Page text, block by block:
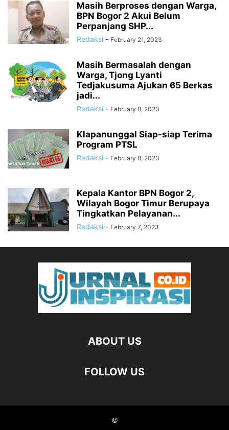
Masih Berproses dengan Warga,
BPN Bogor 2 Akui Belum
Perpanjang SHP...
Redaksi - February 21, 2023
Masih Bermasalah dengan
Warga, Tjong Lyanti
Tedjakusuma Ajukan 65 Berkas
jadi...
Redaksi - February 8, 2023
Klapanunggal Siap-siap Terima
Program PTSL
Redaksi - February 8, 2023
Kepala Kantor BPN Bogor 2,
Wilayah Bogor Timur Berupaya
Tingkatkan Pelayanan...
Redaksi - February 7, 2023
ABOUT US
FOLLOW US
©